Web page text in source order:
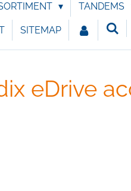
TANDEMS
SITEMAP
eDrive